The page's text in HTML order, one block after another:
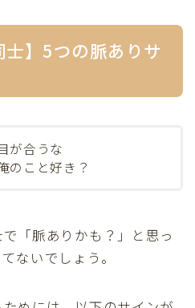
士】5つの脈ありサ
が合うな
のこと好き？
「脈ありかも？」と思っ
ないでしょう。